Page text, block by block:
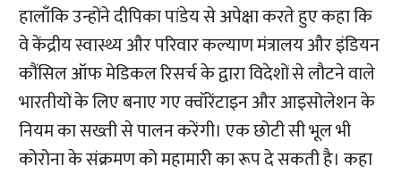
हालाँकि उन्होंने दीपिका पांडेय से अपेक्षा करते हुए कहा कि
वे केंद्रीय स्वास्थ्य और परिवार कल्याण मंत्रालय और इंडियन
कौंसिल ऑफ मेडिकल रिसर्च के द्वारा विदेशों से लौटने वाले
भारतीयों के लिए बनाए गए क्वॉरेंटाइन और आइसोलेशन के
नियम का सख्ती से पालन करेंगी। एक छोटी सी भूल भी
कोरोना के संक्रमण को महामारी का रूप दे सकती है। कहा